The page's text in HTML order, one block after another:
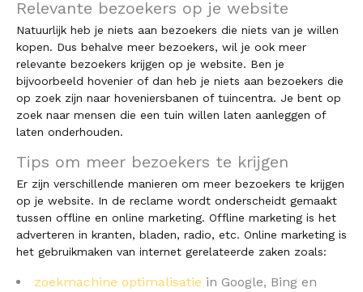
Relevante bezoekers op je website
Natuurlijk heb je niets aan bezoekers die niets van je willen
kopen. Dus behalve meer bezoekers, wil je ook meer
relevante bezoekers krijgen op je website. Ben je
bijvoorbeeld hovenier of dan heb je niets aan bezoekers die
op zoek zijn naar hoveniersbanen of tuincentra. Je bent op
zoek naar mensen die een tuin willen laten aanleggen of
laten onderhouden.
Tips om meer bezoekers te krijgen
Er zijn verschillende manieren om meer bezoekers te krijgen
op je website. In de reclame wordt onderscheidt gemaakt
tussen offline en online marketing. Offline marketing is het
adverteren in kranten, bladen, radio, etc. Online marketing is
het gebruikmaken van internet gerelateerde zaken zoals:
zoekmachine optimalisatie in Google, Bing en